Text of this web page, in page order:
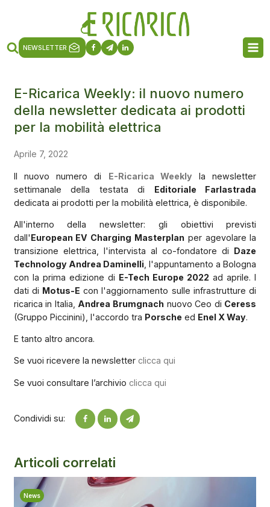
NEWSLETTER
E-Ricarica Weekly: il nuovo numero
della newsletter dedicata ai prodotti
per la mobilità elettrica
Aprile 7, 2022
Il nuovo numero di E-Ricarica Weekly la newsletter
settimanale della testata di Editoriale Farlastrada
dedicata ai prodotti per la mobilità elettrica, è disponibile.
All'interno della newsletter: gli obiettivi previsti
dall'European EV Charging Masterplan per agevolare la
transizione elettrica, l'intervista al co-fondatore di Daze
Technology Andrea Daminelli, l'appuntamento a Bologna
con la prima edizione di E-Tech Europe 2022 ad aprile. I
dati di Motus-E con l'aggiornamento sulle infrastrutture di
ricarica in Italia, Andrea Brumgnach nuovo Ceo di Ceress
(Gruppo Piccinini), l'accordo tra Porsche ed Enel X Way.
E tanto altro ancora.
Se vuoi ricevere la newsletter clicca qui
Se vuoi consultare l’archivio clicca qui
Condividi su:
Articoli correlati
News